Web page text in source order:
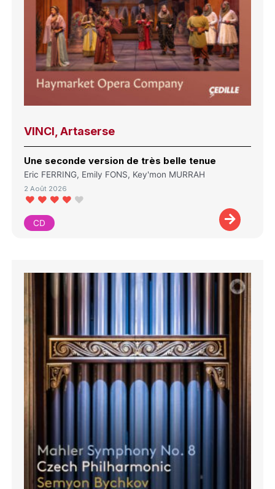
VINCI, Artaserse
Une seconde version de très belle tenue
Eric FERRING, Emily FONS, Key'mon MURRAH
2 Août 2026
CD